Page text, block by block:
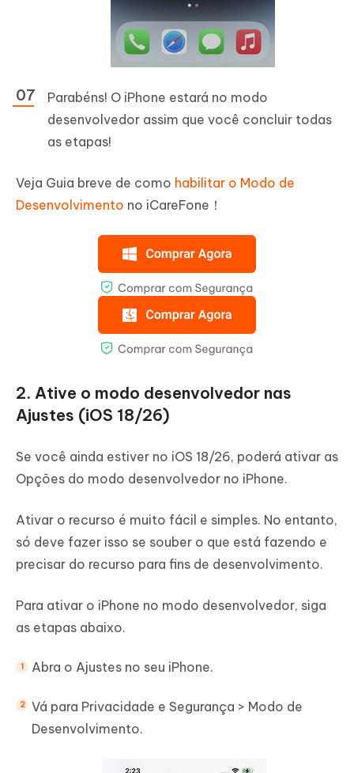
Parabéns! O iPhone estará no modo
desenvolvedor assim que você concluir todas
as etapas!
Veja Guia breve de como habilitar o Modo de
Desenvolvimento no iCareFone！
2. Ative o modo desenvolvedor nas
Ajustes (iOS 18/26)
Se você ainda estiver no iOS 18/26, poderá ativar as
Opções do modo desenvolvedor no iPhone.
Ativar o recurso é muito fácil e simples. No entanto,
só deve fazer isso se souber o que está fazendo e
precisar do recurso para fins de desenvolvimento.
Para ativar o iPhone no modo desenvolvedor, siga
as etapas abaixo.
Abra o Ajustes no seu iPhone.
Vá para Privacidade e Segurança > Modo de
Desenvolvimento.